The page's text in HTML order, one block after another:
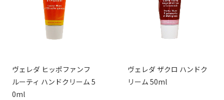
ヴェレダ ヒッポファンフ
ルーティ ハンドクリーム 5
0ml
ヴェレダ ザクロ ハンドク
リーム 50ml